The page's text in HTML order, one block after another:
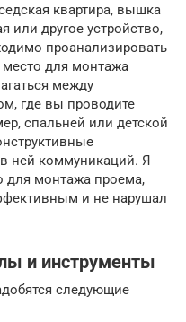
квартира, вышка
или другое устройство,
проанализировать
для монтажа
между
где вы проводите
спальней или детской
ней коммуникаций. Я
для монтажа проема,
и не нарушал
и инструменты
следующие